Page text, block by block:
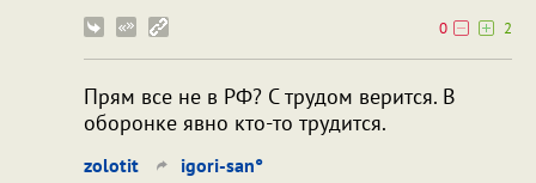
0
2
Прям все не в РФ? С трудом верится. В
оборонке явно кто-то трудится.
zolotit igori-san°